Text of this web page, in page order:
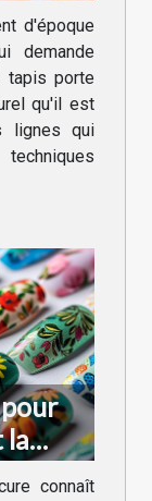
d'époque
demande
tapis porte
qu'il est
lignes qui
la
connaît